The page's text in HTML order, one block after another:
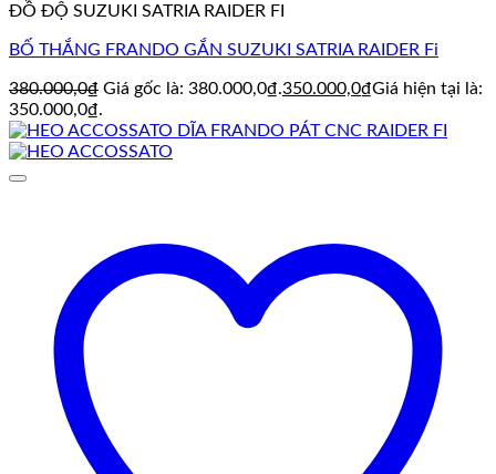
ĐỒ ĐỘ SUZUKI SATRIA RAIDER FI
BỐ THẮNG FRANDO GẮN SUZUKI SATRIA RAIDER Fi
380.000,0₫ Giá gốc là: 380.000,0₫.350.000,0₫Giá hiện tại là:
350.000,0₫.